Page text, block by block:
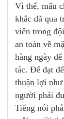
Vì thế, mấu
khắc đã qua
viên trong
an toàn về
hàng ngày
tác. Để đạt
thuận lợi
người phải
Tiếng nói